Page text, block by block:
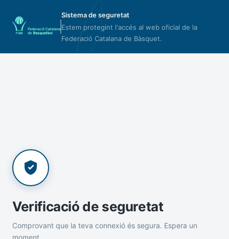
Sistema de seguretat
Estem protegint l'accés al web oficial de la
Federació Catalana de Bàsquet.
Verificació de seguretat
Comprovant que la teva connexió és segura. Espera un
moment.